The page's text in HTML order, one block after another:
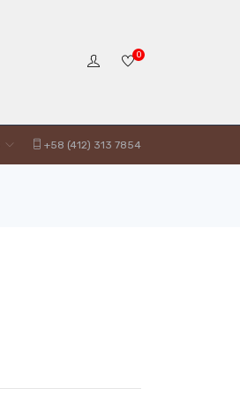
0
+58 (412) 313 7854